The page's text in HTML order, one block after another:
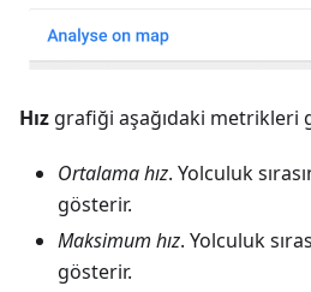
Hız grafiği aşağıdaki metrikleri
Ortalama hız. Yolculuk
gösterir.
Maksimum hız. Yolculuk
gösterir.